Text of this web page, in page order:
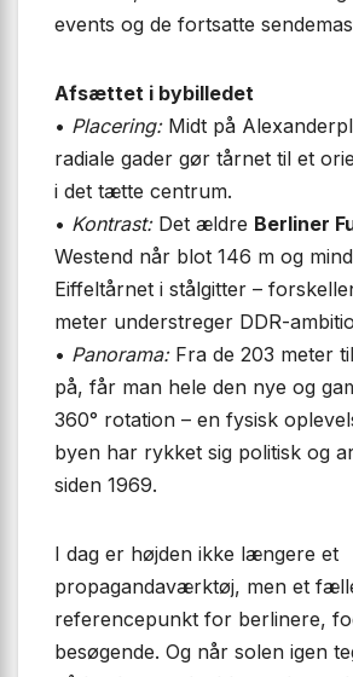
events og de fortsatte
Afsættet i bybilledet
• Placering:Midt på
radiale gader gør tårnet til et
i det tætte centrum.
• Kontrast:Det ældre Berliner
Westend når blot 146 m og
Eiffeltårnet i stålgitter –
meter understreger DDR-
• Panorama:Fra de 203 meter
på, får man hele den nye og
360° rotation – en fysisk
byen har rykket sig politisk og
siden 1969.
I dag er højden ikke længere et
propagandaværktøj, men et
referencepunkt for berlinere,
besøgende. Og når solen igen